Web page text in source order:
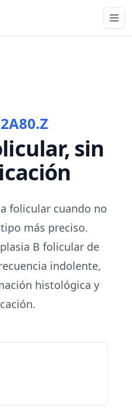
2A80.Z
sin
folicular cuando no
más preciso.
B folicular de
indolente,
histológica y